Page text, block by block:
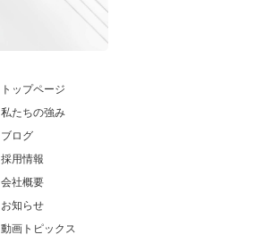
トップページ
私たちの強み
ブログ
採用情報
会社概要
お知らせ
動画トピックス